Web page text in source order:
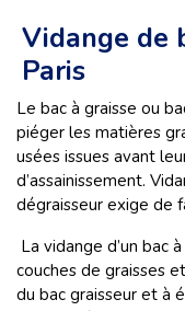
Vidange de
Paris
Le bac à graisse ou
piéger les matières
usées issues avant
d’assainissement.
dégraisseur exige de
La vidange d’un bac
couches de graisses
du bac graisseur et à